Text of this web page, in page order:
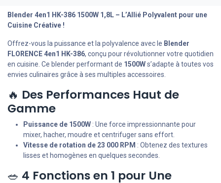
Blender 4en1 HK-386 1500W 1,8L – L’Allié Polyvalent pour une
Cuisine Créative !
Offrez-vous la puissance et la polyvalence avec le Blender
FLORENCE 4en1 HK-386, conçu pour révolutionner votre quotidien
en cuisine. Ce blender performant de 1500Ws’adapte à toutes vos
envies culinaires grâce à ses multiples accessoires.
🔥 Des Performances Haut de
Gamme
Puissance de 1500W : Une force impressionnante pour
mixer, hacher, moudre et centrifuger sans effort.
Vitesse de rotation de 23 000 RPM : Obtenez des textures
lisses et homogènes en quelques secondes.
🥗 4 Fonctions en 1 pour Une